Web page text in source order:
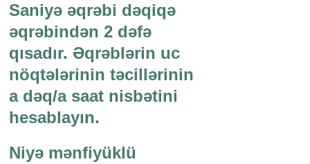
Saniyə əqrəbi dəqiqə
əqrəbindən 2 dəfə
qısadır. Əqrəblərin uc
nöqtələrinin təcillərinin
a dəq/a saat nisbətini
hesablayın.
Niyə mənfiyüklü